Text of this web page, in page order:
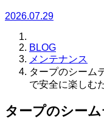
2026.07.29
BLOG
メンテナンス
タープのシーム
で安全に楽しむ
タープのシー